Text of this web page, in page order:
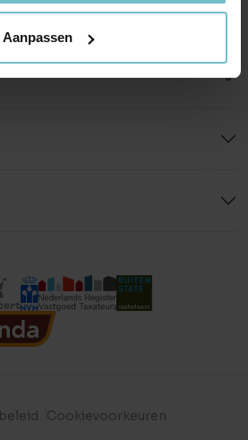
Aanpassen
Cookievoorkeuren